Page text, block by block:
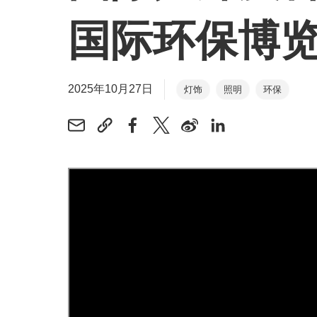
国际环保博
2025年10月27日 灯饰 照明 环保